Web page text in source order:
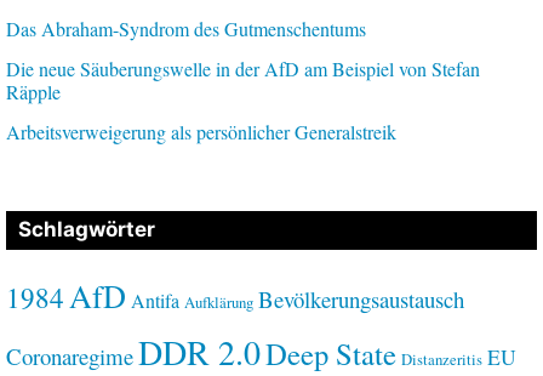
Das Abraham-Syndrom des Gutmenschentums
Die neue Säuberungswelle in der AfD am Beispiel von Stefan
Räpple
Arbeitsverweigerung als persönlicher Generalstreik
Schlagwörter
1984AfD Antifa Aufklärung Bevölkerungsaustausch
CoronaregimeDDR 2.0Deep State Distanzeritis EU